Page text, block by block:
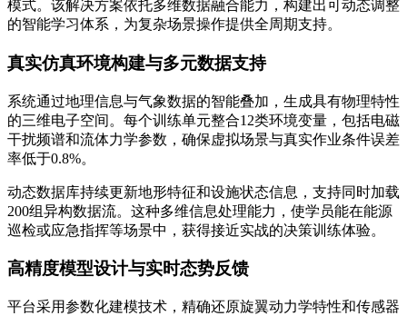
模式。该解决方案依托多维数据融合能力，构建出可动态调整
的智能学习体系，为复杂场景操作提供全周期支持。
真实仿真环境构建与多元数据支持
系统通过地理信息与气象数据的智能叠加，生成具有物理特性
的三维电子空间。每个训练单元整合12类环境变量，包括电磁
干扰频谱和流体力学参数，确保虚拟场景与真实作业条件误差
率低于0.8%。
动态数据库持续更新地形特征和设施状态信息，支持同时加载
200组异构数据流。这种多维信息处理能力，使学员能在能源
巡检或应急指挥等场景中，获得接近实战的决策训练体验。
高精度模型设计与实时态势反馈
平台采用参数化建模技术，精确还原旋翼动力学特性和传感器